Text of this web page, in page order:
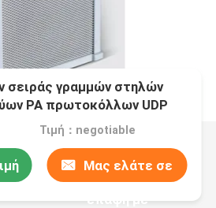
σειράς γραμμών στηλών
PA πρωτοκόλλων UDP
Τιμή：negotiable
Μας ελάτε σε
επαφή με